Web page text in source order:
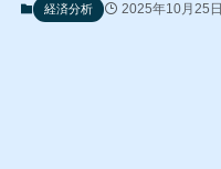
経済分析 2025年10月25日